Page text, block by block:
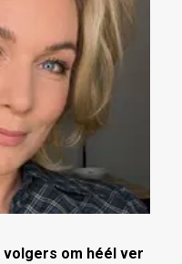
volgers om héél ver